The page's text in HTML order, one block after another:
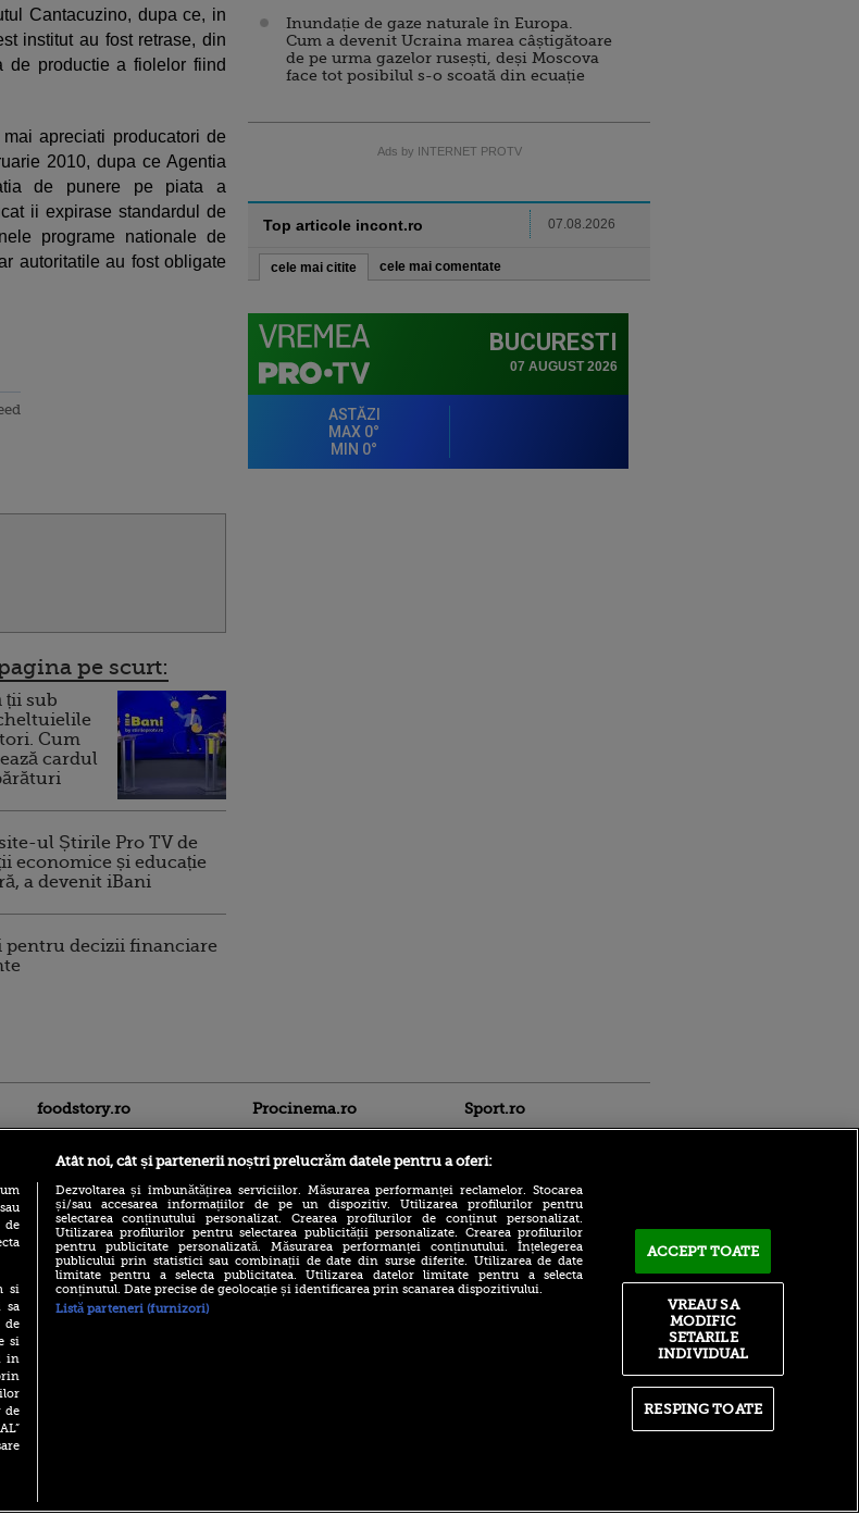
Cantacuzino, dupa ce, in
institut au fost retrase, din
de productie a fiolelor fiind
apreciati producatori de
2010, dupa ce Agentia
de punere pe piata a
ii expirase standardul de
programe nationale de
autoritatile au fost obligate
pe scurt:
ții sub
Cum
cardul
ul Știrile Pro TV de
economice și educație
a devenit iBani
pentru decizii financiare
Inundație de gaze naturale în Europa.
Cum a devenit Ucraina marea câștigătoare
de pe urma gazelor rusești, deși Moscova
face tot posibilul s-o scoată din ecuație
Ads by INTERNET PROTV
Top articole incont.ro 07.08.2026
cele mai citite cele mai comentate
foodstory.ro
(P) Descoperă Lumea
Evenimentelor din România
cu Transilvania Events!
Procinema.ro
Emoții intense pentru
Sebastian Stan! Iubita lui,
Sport.ro
ANAD a făcut anunțul după
ce TAS a dat verdictul în
scandalul de dopaj în care
Cifrele care ridică semne de
de
si
sa
de
si
in
de
Atât noi, cât și partenerii noștri prelucrăm datele pentru a oferi:
Dezvoltarea și îmbunătățirea serviciilor. Măsurarea performanței reclamelor. Stocarea
și/sau accesarea informațiilor de pe un dispozitiv. Utilizarea profilurilor pentru
selectarea conținutului personalizat. Crearea profilurilor de conținut personalizat.
Utilizarea profilurilor pentru selectarea publicității personalizate. Crearea profilurilor
pentru publicitate personalizată. Măsurarea performanței conținutului. Înțelegerea
publicului prin statistici sau combinații de date din surse diferite. Utilizarea de date
limitate pentru a selecta publicitatea. Utilizarea datelor limitate pentru a selecta
conținutul. Date precise de geolocație și identificarea prin scanarea dispozitivului.
Listă parteneri (furnizori)
ACCEPT TOATE
RESPING TOATE
VREAU SA
MODIFIC
SETARILE
INDIVIDUAL